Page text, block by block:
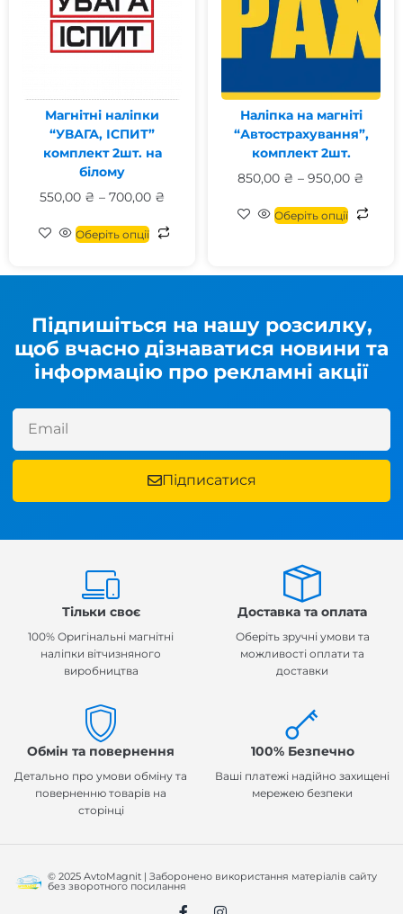
Магнітні наліпки
“УВАГА, ІСПИТ”
комплект 2шт. на
білому
550,00 ₴ – 700,00 ₴
Оберіть опції
Наліпка на магніті
“Автострахування”,
комплект 2шт.
850,00 ₴ – 950,00 ₴
Оберіть опції
Підпишіться на нашу розсилку,
щоб вчасно дізнаватися новини та
інформацію про рекламні акції
Підписатися
Тільки своє
100% Оригінальні магнітні
наліпки вітчизняного
виробництва
Доставка та оплата
Оберіть зручні умови та
можливості оплати та
доставки
Обмін та повернення
Детально про умови обміну та
поверненню товарів на
сторінці
100% Безпечно
Ваші платежі надійно захищені
мережею безпеки
© 2025 AvtoMagnit | Заборонено використання матеріалів сайту
без зворотного посилання